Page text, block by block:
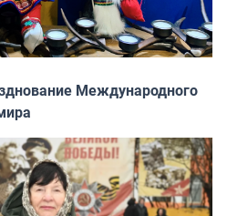
Международного